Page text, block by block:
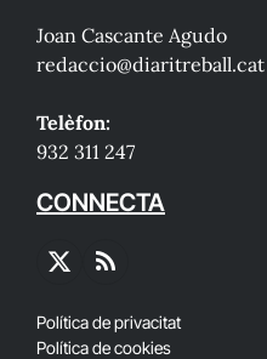
Joan Cascante Agudo
redaccio@diaritreball.cat
Telèfon:
932 311 247
CONNECTA
X
RSS
Política de privacitat
Política de cookies